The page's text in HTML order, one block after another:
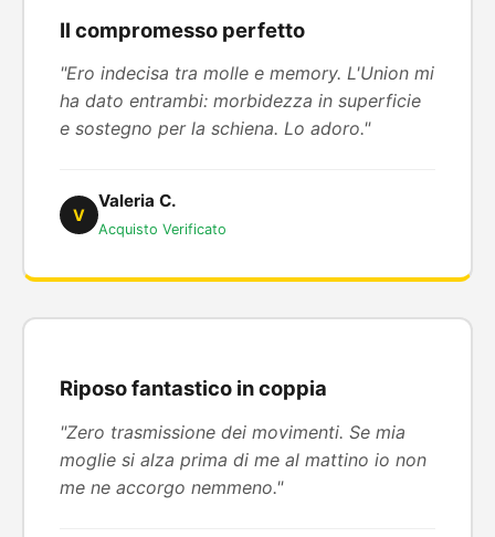
Il compromesso perfetto
"Ero indecisa tra molle e memory. L'Union mi
ha dato entrambi: morbidezza in superficie
e sostegno per la schiena. Lo adoro."
V
Valeria C.
Acquisto Verificato
Riposo fantastico in coppia
"Zero trasmissione dei movimenti. Se mia
moglie si alza prima di me al mattino io non
me ne accorgo nemmeno."